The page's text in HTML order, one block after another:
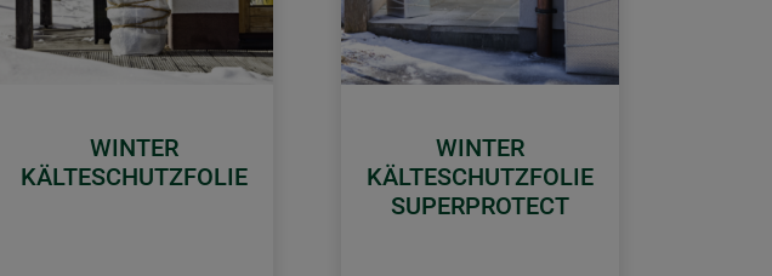
WINTER
KÄLTESCHUTZFOLIE
WINTER
KÄLTESCHUTZFOLIE
SUPERPROTECT